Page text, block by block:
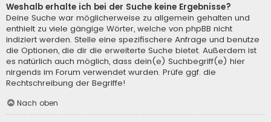
Weshalb erhalte ich bei der Suche keine Ergebnisse?
Deine Suche war möglicherweise zu allgemein gehalten und
enthielt zu viele gängige Wörter, welche von phpBB nicht
indiziert werden. Stelle eine spezifischere Anfrage und benutze
die Optionen, die dir die erweiterte Suche bietet. Außerdem ist
es natürlich auch möglich, dass dein(e) Suchbegriff(e) hier
nirgends im Forum verwendet wurden. Prüfe ggf. die
Rechtschreibung der Begriffe!
Nach oben